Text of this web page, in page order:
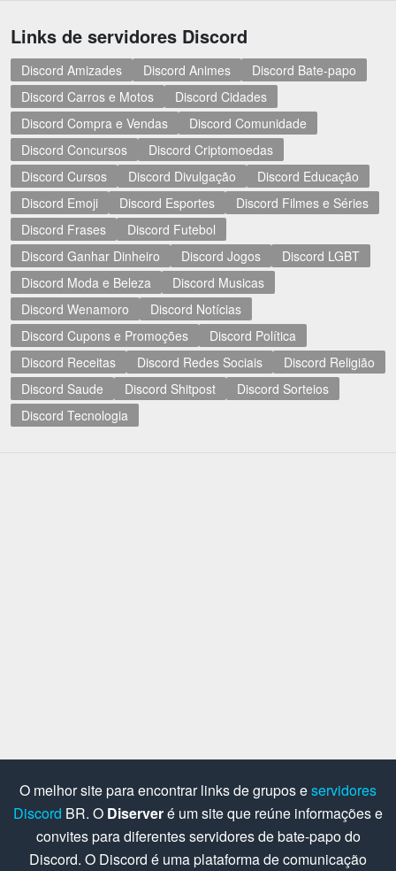
Links de servidores Discord
Discord Amizades Discord Animes
Discord Bate-papo
Discord Carros e Motos
Discord Cidades
Discord Compra e Vendas
Discord Comunidade
Discord Concursos
Discord Criptomoedas
Discord Cursos
Discord Divulgação
Discord Educação
Discord Emoji
Discord Esportes
Discord Filmes e Séries
Discord Frases
Discord Futebol
Discord Ganhar Dinheiro
Discord Jogos
Discord LGBT
Discord Moda e Beleza
Discord Musicas
Discord Wenamoro
Discord Notícias
Discord Cupons e Promoções
Discord Política
Discord Receitas
Discord Redes Sociais
Discord Religião
Discord Saude
Discord Shitpost
Discord Sorteios
Discord Tecnologia
O melhor site para encontrar links de grupos eservidores
Discord BR. O Diserveré um site que reúne informações e
convites para diferentes servidores de bate-papo do
Discord. O Discord é uma plataforma de comunicação